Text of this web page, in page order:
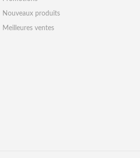
Nouveaux produits
Meilleures ventes